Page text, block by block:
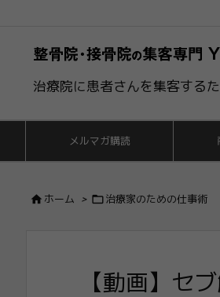
治療院に患者さんを集客する
メルマガ購読
 ホーム >  治療家のための仕事術
【動画】セ